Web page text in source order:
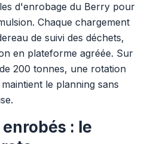
d'enrobage du Berry pour
Chaque chargement
de suivi des déchets,
en plateforme agréée. Sur
200 tonnes, une rotation
le planning sans
: le